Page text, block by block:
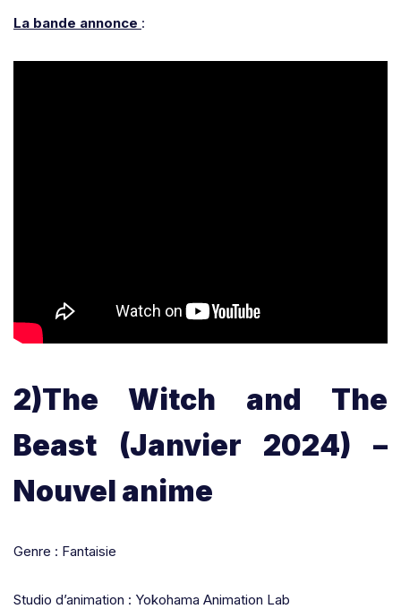
La bande annonce :
2)The Witch and The
Beast (Janvier 2024) –
Nouvel anime
Genre : Fantaisie
Studio d’animation : Yokohama Animation Lab